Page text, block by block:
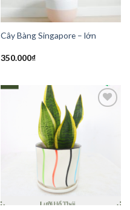
Cây Bàng Singapore – lớn
350.000₫